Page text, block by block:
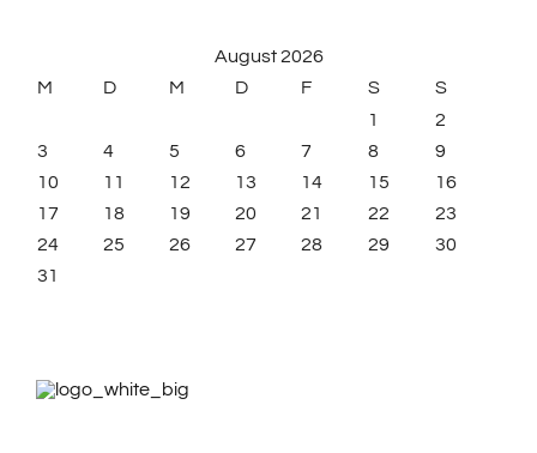
August 2026
M
D M D F S
S
1
2
3
4 5 6 7 8
9
10
11 12 13 14 15
16
17
18 19 20 21 22
23
24
25 26 27 28 29
30
31